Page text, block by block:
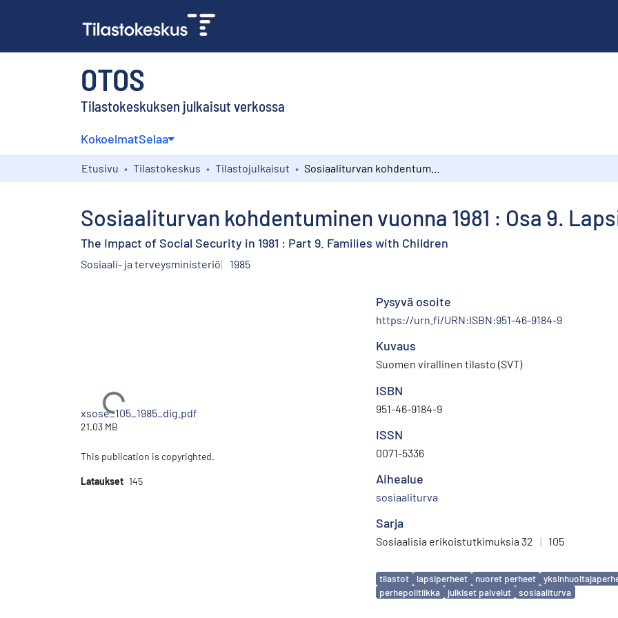
OTOS
Tilastokeskuksen julkaisut verkossa
KokoelmatSelaa
Etusivu Tilastokeskus Tilastojulkaisut
Sosiaaliturvan kohdentuminen vuonna 1981 : Osa 9.
The Impact of Social Security in 1981 : Part 9. Families with Children
Sosiaali- ja terveysministeriö 1985
Ladataan...
xsose_105_1985_dig.pdf
21.03 MB
This publication is copyrighted.
Lataukset 145
Pysyvä osoite
https://urn.fi/URN:ISBN:951-46-9184-9
Kuvaus
Suomen virallinen tilasto (SVT)
ISBN
951-46-9184-9
ISSN
0071-5336
Aihealue
sosiaaliturva
Sarja
Sosiaalisia erikoistutkimuksia 32 | 105
Avainsanat
tilastot lapsiperheet nuoret perheet
perhepolitiikka
julkiset palvelut sosiaaliturva